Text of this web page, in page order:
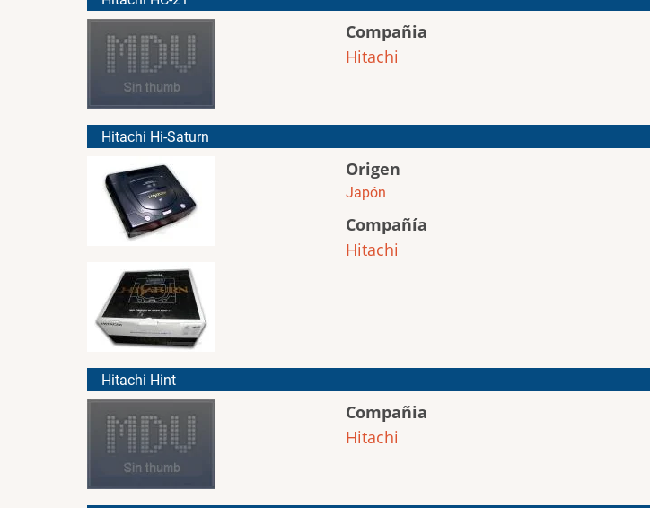
Compañia
Hitachi
Hitachi Hi-Saturn
Origen
Japón
Compañía
Hitachi
Hitachi Hint
Compañia
Hitachi